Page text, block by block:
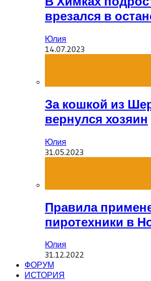
врезался в
Юлия
14.07.2023
За кошкой из
вернулся хозяин
Юлия
31.05.2023
Правила
пиротехники в
Юлия
31.12.2022
ФОРУМ
ИСТОРИЯ